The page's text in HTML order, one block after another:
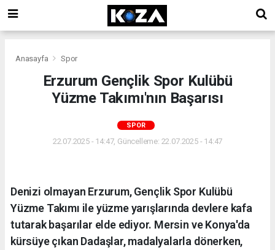
Anasayfa Spor
Erzurum Gençlik Spor Kulübü
Yüzme Takımı'nın Başarısı
SPOR
22.07.2025 - 14:47, Güncelleme: 22.07.2025 - 14:47
Denizi olmayan Erzurum, Gençlik Spor Kulübü
Yüzme Takımı ile yüzme yarışlarında devlere kafa
tutarak başarılar elde ediyor. Mersin ve Konya'da
kürsüye çıkan Dadaşlar, madalyalarla dönerken,